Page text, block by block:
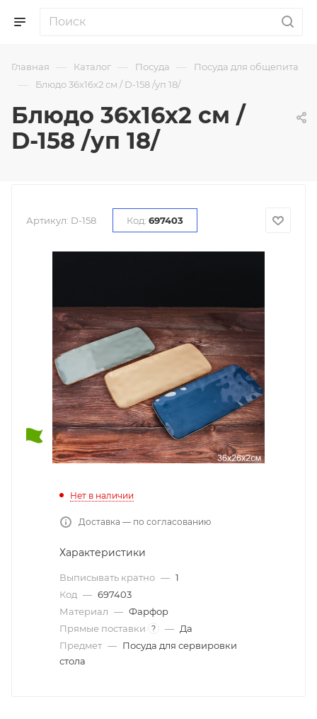
Главная — Каталог — Посуда — Посуда для общепита
— Блюдо 36х16х2 см / D-158 /уп 18/
Блюдо 36х16х2 см /
D-158 /уп 18/
Артикул: D-158 Код: 697403
Нет в наличии
Доставка — по согласованию
Характеристики
Выписывать кратно — 1
Код — 697403
Материал — Фарфор
Прямые поставки
? — Да
Предмет — Посуда для сервировки
стола